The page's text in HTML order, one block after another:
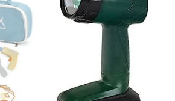
R6-AA (neincluse).
materiale rezistente și sigure
x 17 x 5 cm